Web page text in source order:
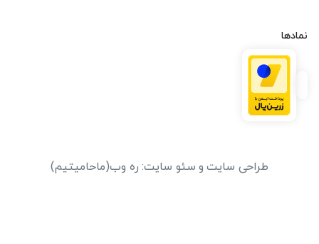
نمادها
طراحی سایت و سئو سایت: ره وب(ماحامیتیم)